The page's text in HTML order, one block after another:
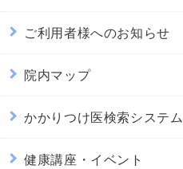
ご利用者様へのお知らせ
院内マップ
かかりつけ医検索システム
健康講座・イベント